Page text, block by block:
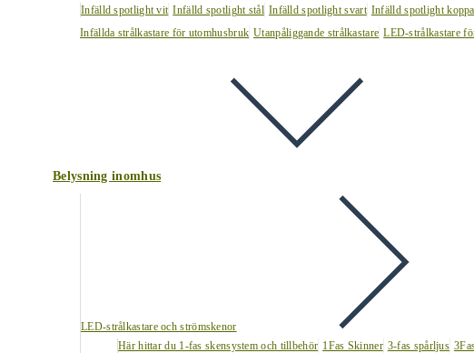
Infälld spotlight vit Infälld spotlight stål Infälld spotlight svart Infälld spotlight
Infällda strålkastare för utomhusbruk Utanpåliggande strålkastare LED-strålkastare
Belysning inomhus
LED-strålkastare och strömskenor
Här hittar du 1-fas skensystem och tillbehör 1Fas Skinner 3-fas spårljus